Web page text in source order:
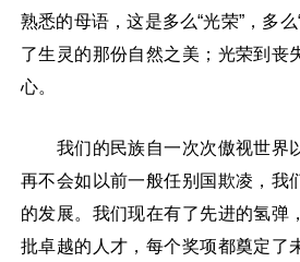
熟悉的母语，这是多么“光荣”，多
了生灵的那份自然之美；光荣到丧
心。
我们的民族自一次次傲视世界
再不会如以前一般任别国欺凌，我
的发展。我们现在有了先进的氢弹
批卓越的人才，每个奖项都奠定了